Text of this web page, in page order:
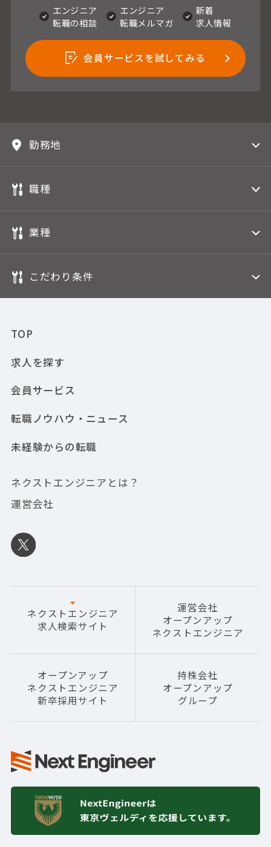
エンジニア
転職の相談
エンジニア
転職メルマガ
新着
求人情報
会員サービスを試してみる
勤務地
職種
業種
こだわり条件
TOP
求人を探す
会員サービス
転職ノウハウ・ニュース
未経験からの転職
ネクストエンジニアとは？
運営会社
ネクストエンジニア
求人検索サイト
運営会社
オープンアップ
ネクストエンジニア
オープンアップ
ネクストエンジニア
新卒採用サイト
持株会社
オープンアップ
グループ